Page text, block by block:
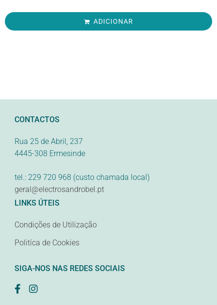
ADICIONAR
CONTACTOS
Rua 25 de Abril, 237
4445-308 Ermesinde
tel.: 229 720 968 (custo chamada local)
geral@electrosandrobel.pt
LINKS ÚTEIS
Condições de Utilização
Politíca de Cookies
SIGA-NOS NAS REDES SOCIAIS